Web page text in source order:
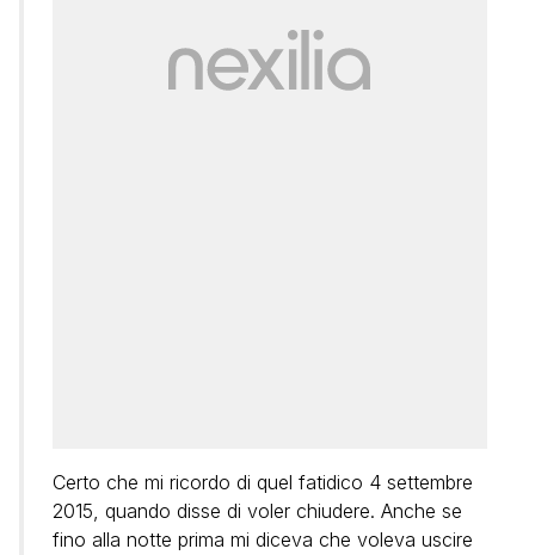
Certo che mi ricordo di quel fatidico 4 settembre
2015, quando disse di voler chiudere. Anche se
fino alla notte prima mi diceva che voleva uscire